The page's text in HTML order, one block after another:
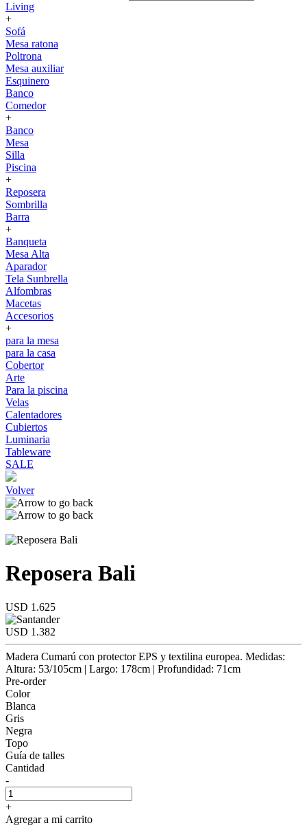
Living
+
Sofá
Mesa ratona
Poltrona
Mesa auxiliar
Esquinero
Banco
Comedor
+
Banco
Mesa
Silla
Piscina
+
Reposera
Sombrilla
Barra
+
Banqueta
Mesa Alta
Aparador
Tela Sunbrella
Alfombras
Macetas
Accesorios
+
para la mesa
para la casa
Cobertor
Arte
Para la piscina
Velas
Calentadores
Cubiertos
Luminaria
Tableware
SALE
Volver
Reposera Bali
USD 1.625
USD 1.382
Madera Cumarú con protector EPS y textilina europea. Medidas:
Altura: 53/105cm | Largo: 178cm | Profundidad: 71cm
Pre-order
Color
Blanca
Gris
Negra
Topo
Guía de talles
Cantidad
-
+
Agregar a mi carrito